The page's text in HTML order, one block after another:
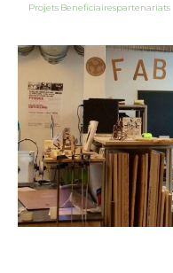
Projets Beneficiairespartenariats